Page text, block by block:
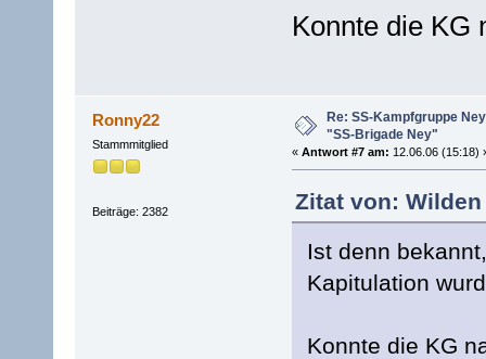
Konnte die KG
Ronny22
Stammmitglied
Beiträge: 2382
Re: SS-Kampfgruppe
"SS-Brigade Ney"
« Antwort #7 am: 12.06.06 (15:18)
Zitat von: Wilden
Ist denn
Kapitulation
Konnte die KG